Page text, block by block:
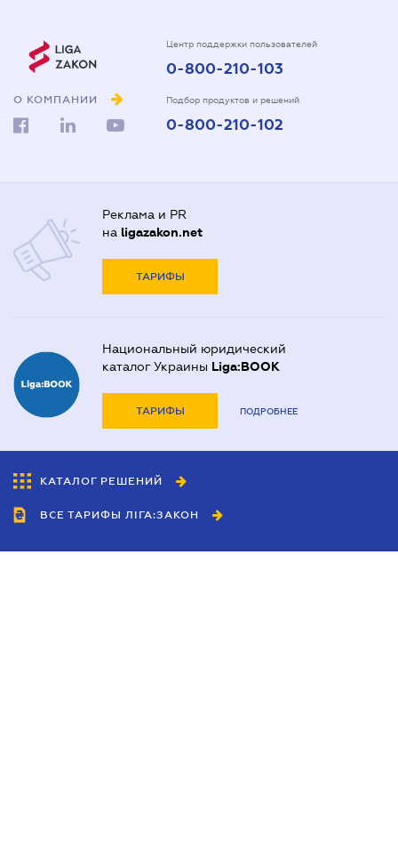
О КОМПАНИИ
Центр поддержки пользователей
0-800-210-103
Подбор продуктов и решений
0-800-210-102
Реклама и PR
на ligazakon.net
ТАРИФЫ
Национальный юридический
каталог Украины Liga:BOOK
ТАРИФЫ ПОДРОБНЕЕ
КАТАЛОГ РЕШЕНИЙ
ВСЕ ТАРИФЫ ЛІГА:ЗАКОН